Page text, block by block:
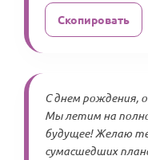
Скопировать
С днем рождения,
Мы летим на
будущее! Желаю
сумасшедших